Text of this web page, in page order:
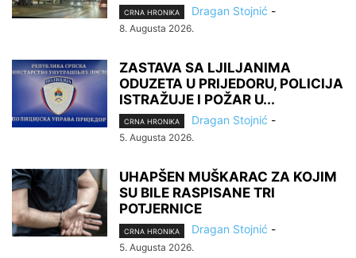
CRNA HRONIKA Dragan Stojnić -
8. Augusta 2026.
ZASTAVA SA LJILJANIMA
ODUZETA U PRIJEDORU, POLICIJA
ISTRAŽUJE I POŽAR U...
CRNA HRONIKA Dragan Stojnić -
5. Augusta 2026.
UHAPŠEN MUŠKARAC ZA KOJIM
SU BILE RASPISANE TRI
POTJERNICE
CRNA HRONIKA Dragan Stojnić -
5. Augusta 2026.